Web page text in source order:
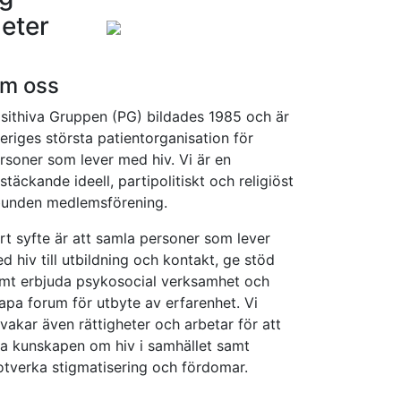
oss
Gruppen (PG) bildades 1985 och är
största patientorganisation för
som lever med hiv. Vi är en
ideell, partipolitiskt och religiöst
medlemsförening.
syfte är att samla personer som lever
hiv till utbildning och kontakt, ge stöd
erbjuda psykosocial verksamhet och
forum för utbyte av erfarenhet. Vi
även rättigheter och arbetar för att
kunskapen om hiv i samhället samt
stigmatisering och fördomar.